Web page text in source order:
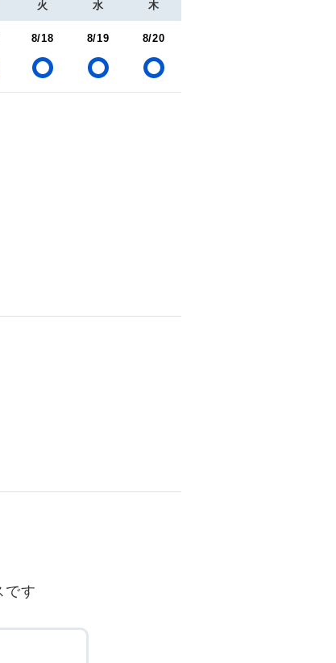
火 水 木
8/18 8/19 8/20
です